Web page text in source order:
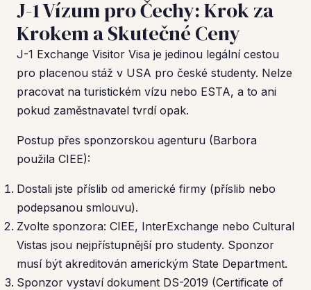
J-1 Vízum pro Čechy: Krok za
Krokem a Skutečné Ceny
J-1 Exchange Visitor Visa je jedinou legální cestou
pro placenou stáž v USA pro české studenty. Nelze
pracovat na turistickém vízu nebo ESTA, a to ani
pokud zaměstnavatel tvrdí opak.
Postup přes sponzorskou agenturu (Barbora
použila CIEE):
Dostali jste příslib od americké firmy (příslib nebo
podepsanou smlouvu).
Zvolte sponzora: CIEE, InterExchange nebo Cultural
Vistas jsou nejpřístupnější pro studenty. Sponzor
musí být akreditován americkým State Department.
Sponzor vystaví dokument DS-2019 (Certificate of